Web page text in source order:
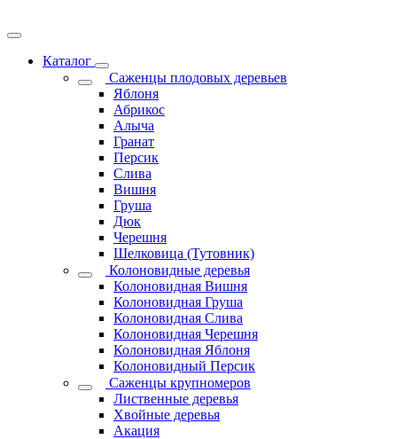
Каталог
Саженцы плодовых деревьев
Яблоня
Абрикос
Алыча
Гранат
Персик
Слива
Вишня
Груша
Дюк
Черешня
Шелковица (Тутовник)
Колоновидные деревья
Колоновидная Вишня
Колоновидная Груша
Колоновидная Слива
Колоновидная Черешня
Колоновидная Яблоня
Колоновидный Персик
Саженцы крупномеров
Лиственные деревья
Хвойные деревья
Акация